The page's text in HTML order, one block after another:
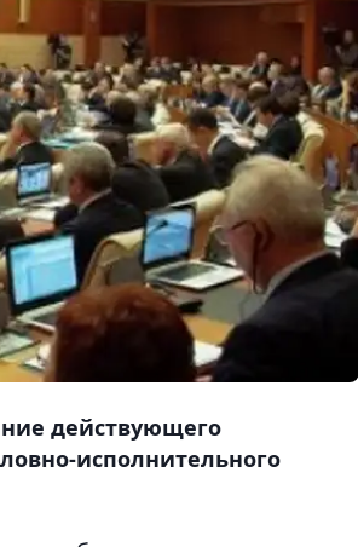
действующего
исполнительного